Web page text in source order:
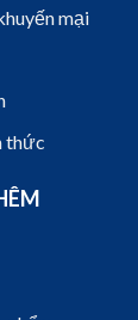
mại
thức